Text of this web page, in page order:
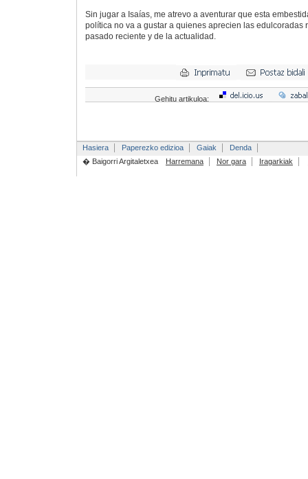
Sin jugar a Isaías, me atrevo a aventurar que esta
política no va a gustar a quienes aprecien las edulcoradas
pasado reciente y de la actualidad.
Gehitu artikuloa:
Hasiera Paperezko edizioa Gaiak
Denda
� Baigorri Argitaletxea
Harremana Nor gara Iragarkiak